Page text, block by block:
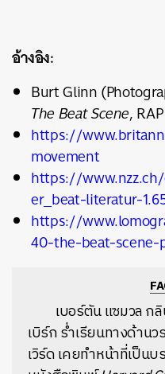
อ้างอิง:
Burt Glinn
The Beat Scene,
https://
movement
https://
er_beat-literatur-
https://
40-the-beat-
เบอร์ตัน แซมวล ก
เบิร์ก ร่ำเรียนทางด้า
เวิร์ด เคยทำหน้าที่เป็น